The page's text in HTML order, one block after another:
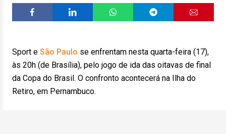
Sport e São Paulo se enfrentam nesta quarta-feira (17),
às 20h (de Brasília), pelo jogo de ida das oitavas de final
da Copa do Brasil. O confronto acontecerá na Ilha do
Retiro, em Pernambuco.